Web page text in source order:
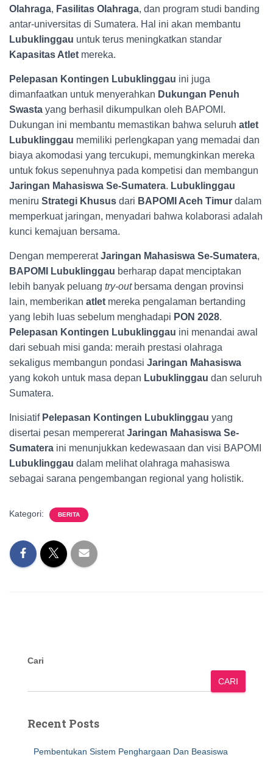
Olahraga, Fasilitas Olahraga, dan program studi banding
antar-universitas di Sumatera. Hal ini akan membantu
Lubuklinggau untuk terus meningkatkan standar
Kapasitas Atlet mereka.
Pelepasan Kontingen Lubuklinggau ini juga
dimanfaatkan untuk menyerahkan Dukungan Penuh
Swasta yang berhasil dikumpulkan oleh BAPOMI.
Dukungan ini membantu memastikan bahwa seluruh atlet
Lubuklinggau memiliki perlengkapan yang memadai dan
biaya akomodasi yang tercukupi, memungkinkan mereka
untuk fokus sepenuhnya pada kompetisi dan membangun
Jaringan Mahasiswa Se-Sumatera. Lubuklinggau
meniru Strategi Khusus dari BAPOMI Aceh Timur dalam
memperkuat jaringan, menyadari bahwa kolaborasi adalah
kunci kemajuan bersama.
Dengan mempereratJaringan Mahasiswa Se-Sumatera,
BAPOMI Lubuklinggau berharap dapat menciptakan
lebih banyak peluang try-outbersama dengan provinsi
lain, memberikan atlet mereka pengalaman bertanding
yang lebih luas sebelum menghadapi PON 2028.
Pelepasan Kontingen Lubuklinggau ini menandai awal
dari sebuah misi ganda: meraih prestasi olahraga
sekaligus membangun pondasi Jaringan Mahasiswa
yang kokoh untuk masa depan Lubuklinggau dan seluruh
Sumatera.
Inisiatif Pelepasan Kontingen Lubuklinggau yang
disertai pesan mempereratJaringan Mahasiswa Se-
Sumatera ini menunjukkan kedewasaan dan visi BAPOMI
Lubuklinggau dalam melihat olahraga mahasiswa
sebagai sarana pengembangan regional yang holistik.
Kategori: BERITA
Cari
CARI
Recent Posts
Pembentukan Sistem Penghargaan Dan Beasiswa